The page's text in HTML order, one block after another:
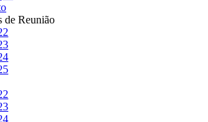
de Reunião